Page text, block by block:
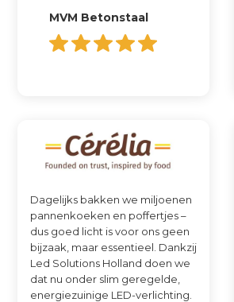
MVM Betonstaal
Dagelijks bakken we miljoenen
pannenkoeken en poffertjes –
dus goed licht is voor ons geen
bijzaak, maar essentieel. Dankzij
Led Solutions Holland doen we
dat nu onder slim geregelde,
energiezuinige LED-verlichting.